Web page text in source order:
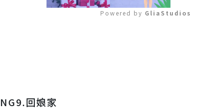
Powered by GliaStudios
NG9.回娘家